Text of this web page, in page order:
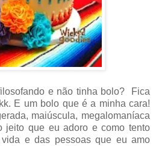
e não tinha bolo? Fica
E um bolo que é a minha cara!
maiúscula, megalomaníaca
jeito que eu adoro e como tento
e das pessoas que eu amo